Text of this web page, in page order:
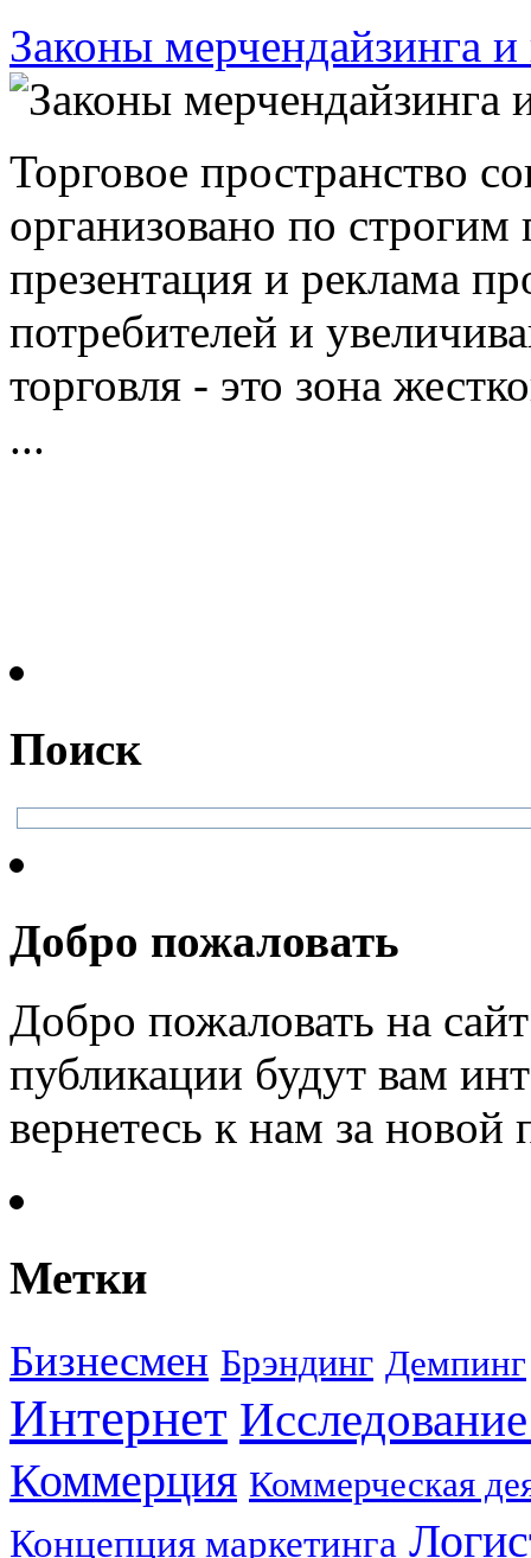
Законы мерчендайзинга
Торговое пространство
организовано по
презентация и реклама
потребителей и
торговля - это зона
...
Поиск
Добро пожаловать
Добро пожаловать на
публикации будут вам
вернетесь к нам за
Метки
Бизнесмен Брэндинг Демпинг
Интернет
Коммерция Коммерческая
Концепция маркетинга